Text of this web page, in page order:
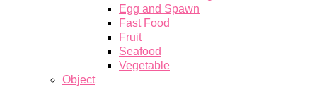
Egg and Spawn
Fast Food
Fruit
Seafood
Vegetable
Object